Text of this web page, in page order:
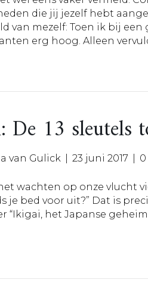
die jij jezelf hebt
van mezelf: Toen ik bij
erg hoog. Alleen
De 13 sleutels
van Gulick 23 juni 2017 0
wachten op onze vlucht
je bed voor uit?” Dat is
“Ikigai, het Japanse